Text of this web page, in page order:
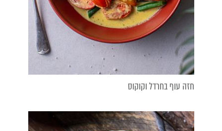
חזה עוף בחרדל וקוקוס